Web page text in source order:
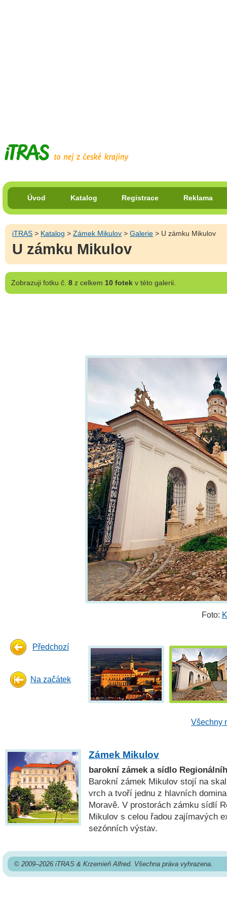
Úvod Katalog Registrace Reklama
iTRAS > Katalog >Zámek Mikulov >Galerie > U zámku Mikulov
U zámku Mikulov
Zobrazujifotku č. 8z celkem 10 fotekv této galerii.
Foto:
Předchozí
Na začátek
Všechny
Zámek Mikulov
barokní zámek a sídlo
Barokní zámek Mikulov stojí na
vrch a tvoří jednu z hlavních
Moravě. V prostorách zámku sídlí
Mikulov s celou řadou zajímavých
sezónních výstav.
© 2009–2026 iTRAS & Krzemieň Alfred. Všechna práva vyhrazena.